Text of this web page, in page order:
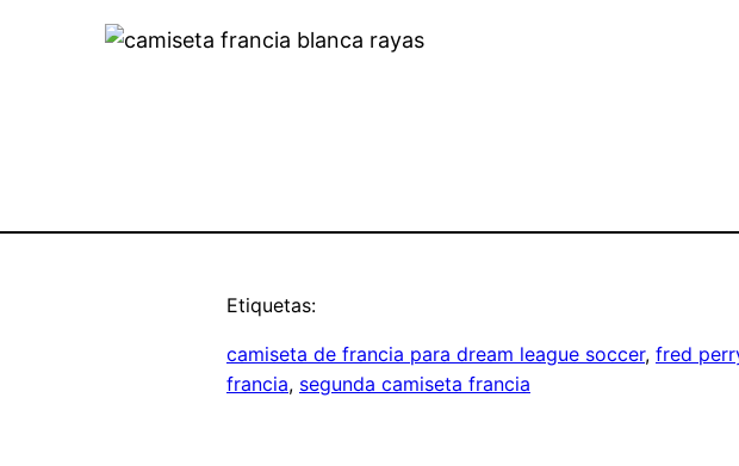
Etiquetas:
camiseta de francia para dream league soccer, fred
francia, segunda camiseta francia